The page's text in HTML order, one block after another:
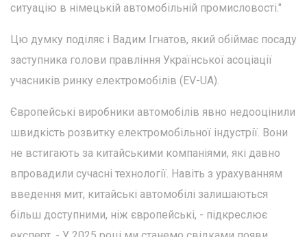
ситуацію в німецькій автомобільній промисловості."
Цю думку поділяє і Вадим Ігнатов, який обіймає посаду
заступника голови правління Української асоціації
учасників ринку електромобілів (EV-UA).
Європейські виробники автомобілів явно недооцінили
швидкість розвитку електромобільної індустрії. Вони
не встигають за китайськими компаніями, які давно
впровадили сучасні технології. Навіть з урахуванням
введення мит, китайські автомобілі залишаються
більш доступними, ніж європейські, - підкреслює